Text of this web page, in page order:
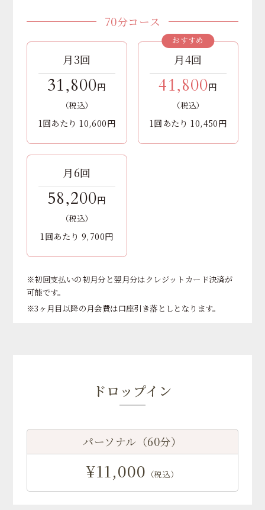
70分コース
月3回
31,800円
（税込）
1回あたり 10,600円
おすすめ
月4回
41,800円
（税込）
1回あたり 10,450円
月6回
58,200円
（税込）
1回あたり 9,700円
※初回支払いの初月分と翌月分はクレジットカード決済が
可能です。
※3ヶ月目以降の月会費は口座引き落としとなります。
ドロップイン
パーソナル（60分）
¥11,000 （税込）